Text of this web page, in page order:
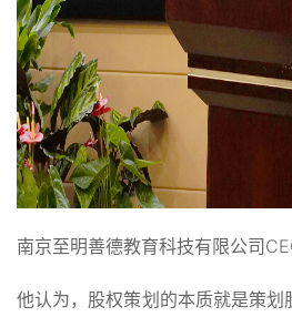
南京至明善德教育科技有限公司
他认为，股权策划的本质就是策划